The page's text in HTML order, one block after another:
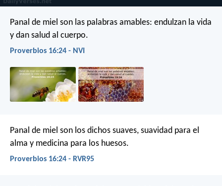
Panal de miel son las palabras amables: endulzan la vida
y dan salud al cuerpo.
Proverbios 16:24 - NVI
Panal de miel son los dichos suaves, suavidad para el
alma y medicina para los huesos.
Proverbios 16:24 - RVR95